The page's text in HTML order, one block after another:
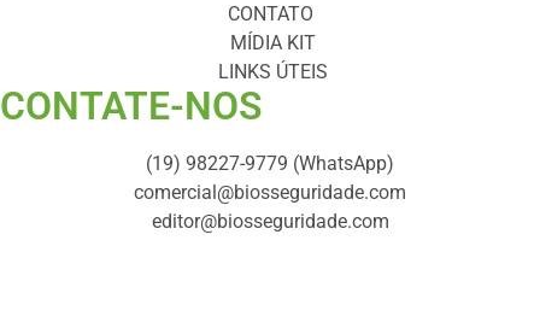
CONTATO
MÍDIA KIT
LINKS ÚTEIS
CONTATE-NOS ​
(19) 98227-9779 (WhatsApp)
comercial@biosseguridade.com
editor@biosseguridade.com